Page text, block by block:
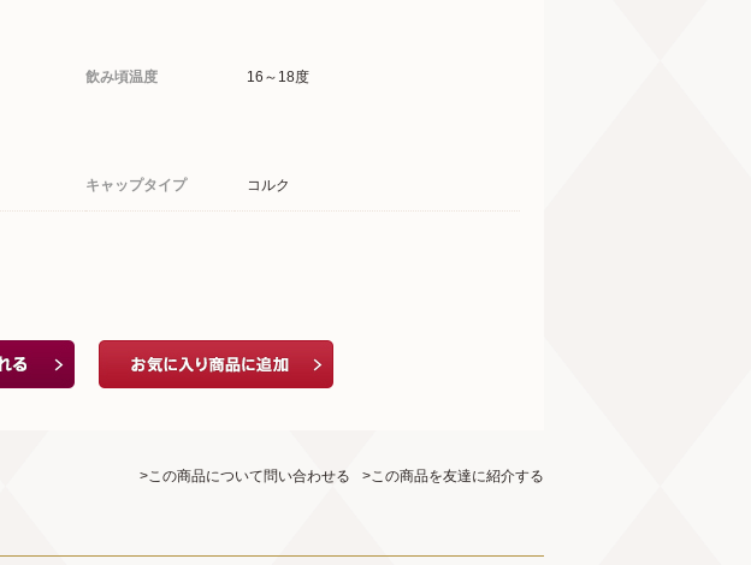
飲み頃温度 16～18度
キャップタイプ コルク
>この商品について問い合わせる >この商品を友達に紹介する